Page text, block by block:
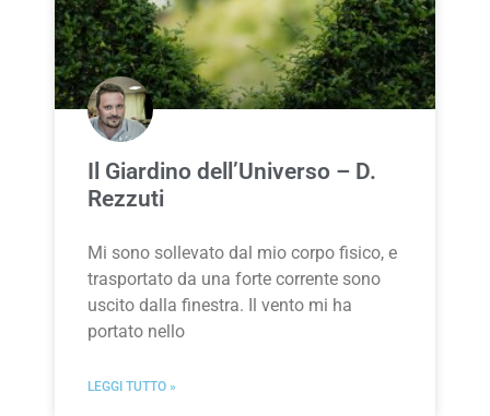
Il Giardino dell’Universo – D.
Rezzuti
Mi sono sollevato dal mio corpo fisico, e
trasportato da una forte corrente sono
uscito dalla finestra. Il vento mi ha
portato nello
LEGGI TUTTO »